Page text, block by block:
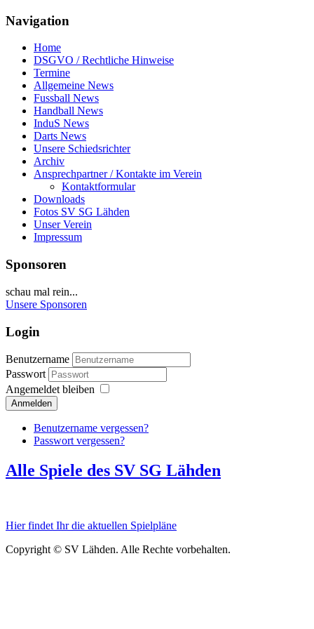
Navigation
Home
DSGVO / Rechtliche Hinweise
Termine
Allgemeine News
Fussball News
Handball News
InduS News
Darts News
Unsere Schiedsrichter
Archiv
Ansprechpartner / Kontakte im Verein
Kontaktformular
Downloads
Fotos SV SG Lähden
Unser Verein
Impressum
Sponsoren
schau mal rein...
Unsere Sponsoren
Login
Benutzername
Passwort
Angemeldet bleiben
Anmelden
Benutzername vergessen?
Passwort vergessen?
Alle Spiele des SV SG Lähden
Hier findet Ihr die aktuellen Spielpläne
Copyright © SV Lähden. Alle Rechte vorbehalten.